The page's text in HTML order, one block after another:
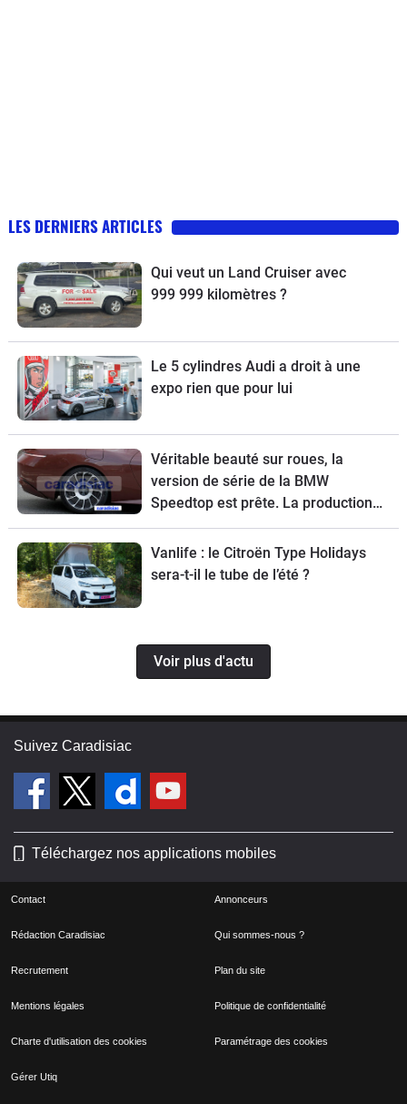
LES DERNIERS ARTICLES
Qui veut un Land Cruiser avec
999 999 kilomètres ?
Le 5 cylindres Audi a droit à une
expo rien que pour lui
Véritable beauté sur roues, la
version de série de la BMW
Speedtop est prête. La production
de ce break de chasse sera limitée à
70 exemplaires.
Vanlife : le Citroën Type Holidays
sera-t-il le tube de l’été ?
Voir plus d'actu
Suivez Caradisiac
Téléchargez nos applications mobiles
Contact Annonceurs
Rédaction Caradisiac Qui sommes-nous ?
Recrutement Plan du site
Mentions légales Politique de confidentialité
Charte d'utilisation des cookies Paramétrage des cookies
Gérer Utiq